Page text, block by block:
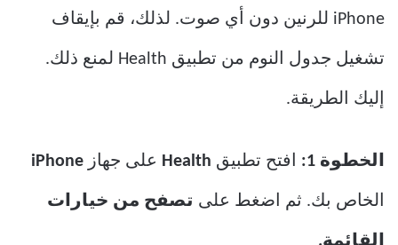
iPhone للرنين دون أي صوت. لذلك، قم بإيقاف
تشغيل جدول النوم من تطبيق Health لمنع ذلك.
إليك الطريقة.
الخطوة 1: افتح تطبيق Health على جهاز iPhone
الخاص بك. ثم اضغط على تصفح من خيارات
القائمة.